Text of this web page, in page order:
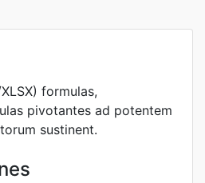
formulas,
pivotantes ad potentem
sustinent.